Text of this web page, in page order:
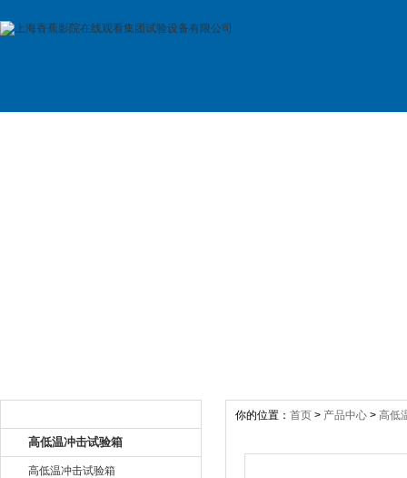
高低温冲击试验箱
高低温冲击试验箱
你的位置： 首页 > 产品中心 > 高低